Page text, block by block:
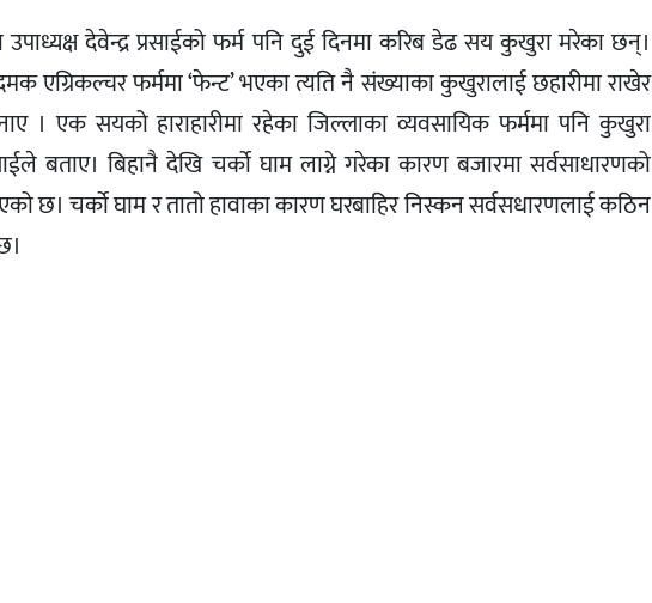
देवेन्द्र प्रसाईको फर्म पनि दुई दिनमा करिब डेढ सय कुखुरा मरेका छन्।
एग्रिकल्चर फर्ममा ‘फेन्ट’ भएका त्यति नै संख्याका कुखुरालाई छहारीमा राखेर
। एक सयको हाराहारीमा रहेका जिल्लाका व्यवसायिक फर्ममा पनि कुखुरा
बताए। बिहानै देखि चर्को घाम लाग्ने गरेका कारण बजारमा सर्वसाधारणको
चर्को घाम र तातो हावाका कारण घरबाहिर निस्कन सर्वसधारणलाई कठिन